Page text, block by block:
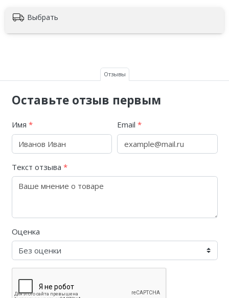
Выбрать
Отзывы
Оставьте отзыв первым
Имя * Email *
Текст отзыва *
Оценка